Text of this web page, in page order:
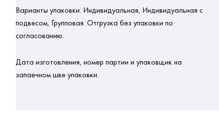
Варианты упаковки: Индивидуальная, Индивидуальная с
подвесом, Групповая. Отгрузка без упаковки по
согласованию.
Дата изготовления, номер партии и упаковщик на
запаечном шве упаковки.